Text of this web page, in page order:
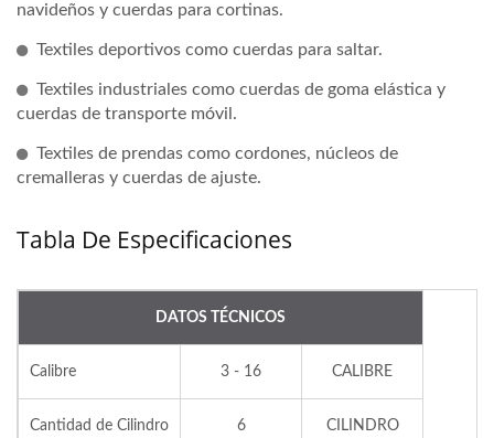
navideños y cuerdas para cortinas.
Textiles deportivos como cuerdas para saltar.
Textiles industriales como cuerdas de goma elástica y
cuerdas de transporte móvil.
Textiles de prendas como cordones, núcleos de
cremalleras y cuerdas de ajuste.
Tabla De Especificaciones
DATOS TÉCNICOS
Calibre 3 - 16 CALIBRE
Cantidad de Cilindro 6 CILINDRO